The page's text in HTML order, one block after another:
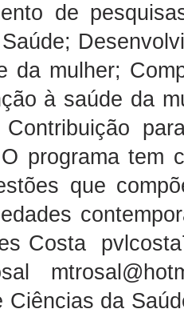
de
da mulher;
à saúde da
Contribuição
programa tem
que
Costa 

Ciências da